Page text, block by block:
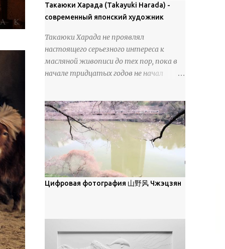
18 век. Шахматный набор "Рыцари
против турок" в шкатулке из
см, Холмогоры, 18 век....
покрова может восприниматься как
матовая. Такое свойство чаще всего
метелевого и фирнизированного снега.
Тем не менее, иногда значительное
количество кристаллов может
располагаться в одной плоскости,
поверхностной изморози. В данном
случае усиливается зеркальное
отражение, что приводит к
искристости снега, зависящей от
положения наблюдателя и высоты
солнца. Зеркальные свойства наиболее
заметны при угле солнечного света 15°
и ниже; при более высокой солнечной
описываются индикатрисой ...
Такаюки Харада (Takayuki Harada) -
современный японский художник
Такаюки Харада не проявлял
настоящего серьезного интереса к
масляной живописи до тех пор, пока в
начале тридцатых годов не начал
художественные музеи и галереи, он
был глубоко тронут и вдохновлен
красотой масляной живописи великих
мастеров. Искусствовед Брайан
Шервин прокомментировал картины
художника, заявив, что "Такаюки
Харада сочетает в себе классическую
смысле, персонажи его картин
предлагают зрителям незаконченный
рассказ, который усиливается его
Цифровая фотография 山野风 Чжэцзян